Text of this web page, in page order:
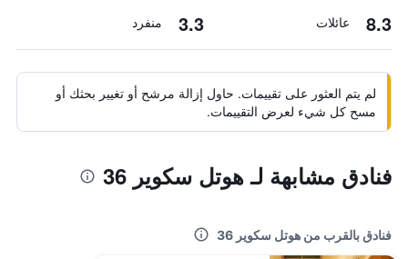
8.3 عائلات 3.3 منفرد
لم يتم العثور على تقييمات. حاول إزالة مرشح أو تغيير بحثك أو
مسح كل شيء لعرض التقييمات.
فنادق مشابهة لـ هوتل سكوير 36
فنادق بالقرب من هوتل سكوير 36